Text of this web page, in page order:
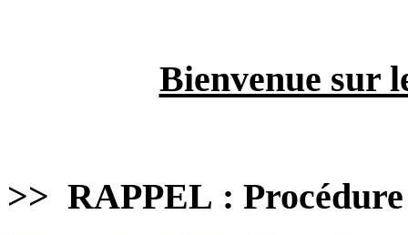
Bienvenue sur
>> RAPPEL :